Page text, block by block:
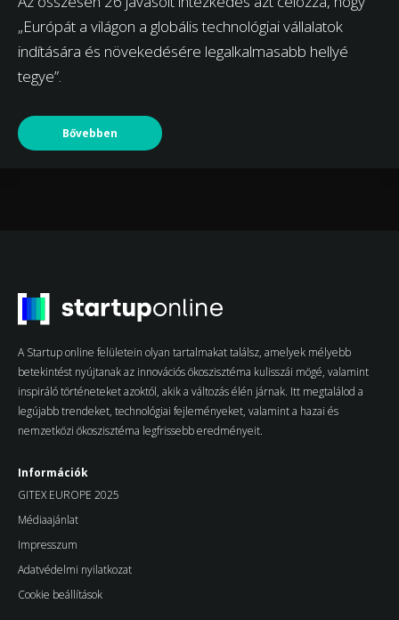
„Európát a világon a globális technológiai vállalatok
indítására és növekedésére legalkalmasabb hellyé
tegye”.
Bővebben
A Startup online felületein olyan tartalmakat találsz, amelyek mélyebb
betekintést nyújtanak az innovációs ökoszisztéma kulisszái mögé, valamint
inspiráló történeteket azoktól, akik a változás élén járnak. Itt megtalálod a
legújabb trendeket, technológiai fejleményeket, valamint a hazai és
nemzetközi ökoszisztéma legfrissebb eredményeit.
Információk
GITEX EUROPE 2025
Médiaajánlat
Impresszum
Adatvédelmi nyilatkozat
Cookie beállítások